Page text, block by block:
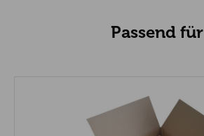
Passend für